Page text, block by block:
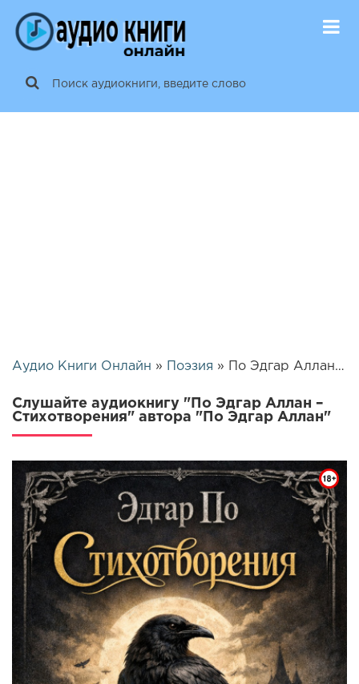
Аудио Книги Онлайн » Поэзия » По Эдгар Аллан – Стихотворения | 25496
Слушайте аудиокнигу "По Эдгар Аллан –
Стихотворения" автора "По Эдгар Аллан"